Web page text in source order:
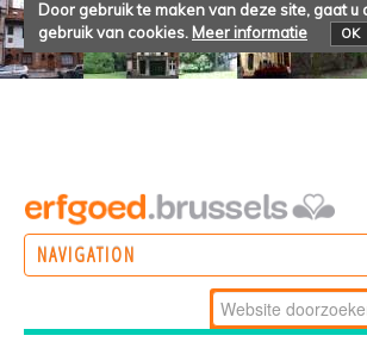
Door gebruik te maken van deze site, gaat u
gebruik van cookies. Meer informatie OK
NAVIGATION
Zoek
Geavanceerd